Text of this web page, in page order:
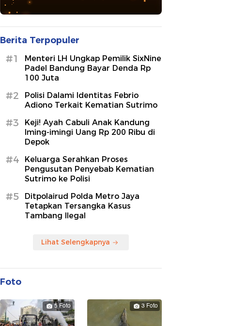
Berita Terpopuler
#1
Menteri LH Ungkap Pemilik SixNine
Padel Bandung Bayar Denda Rp
100 Juta
#2
Polisi Dalami Identitas Febrio
Adiono Terkait Kematian Sutrimo
#3
Keji! Ayah Cabuli Anak Kandung
Iming-imingi Uang Rp 200 Ribu di
Depok
#4
Keluarga Serahkan Proses
Pengusutan Penyebab Kematian
Sutrimo ke Polisi
#5
Ditpolairud Polda Metro Jaya
Tetapkan Tersangka Kasus
Tambang Ilegal
Lihat Selengkapnya
Foto
5 Foto 3 Foto